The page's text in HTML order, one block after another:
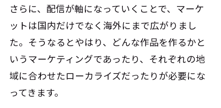
さらに、配信が軸になっていくことで、マーケ
ットは国内だけでなく海外にまで広がりまし
た。そうなるとやはり、どんな作品を作るかと
いうマーケティングであったり、それぞれの地
域に合わせたローカライズだったりが必要にな
ってきます。